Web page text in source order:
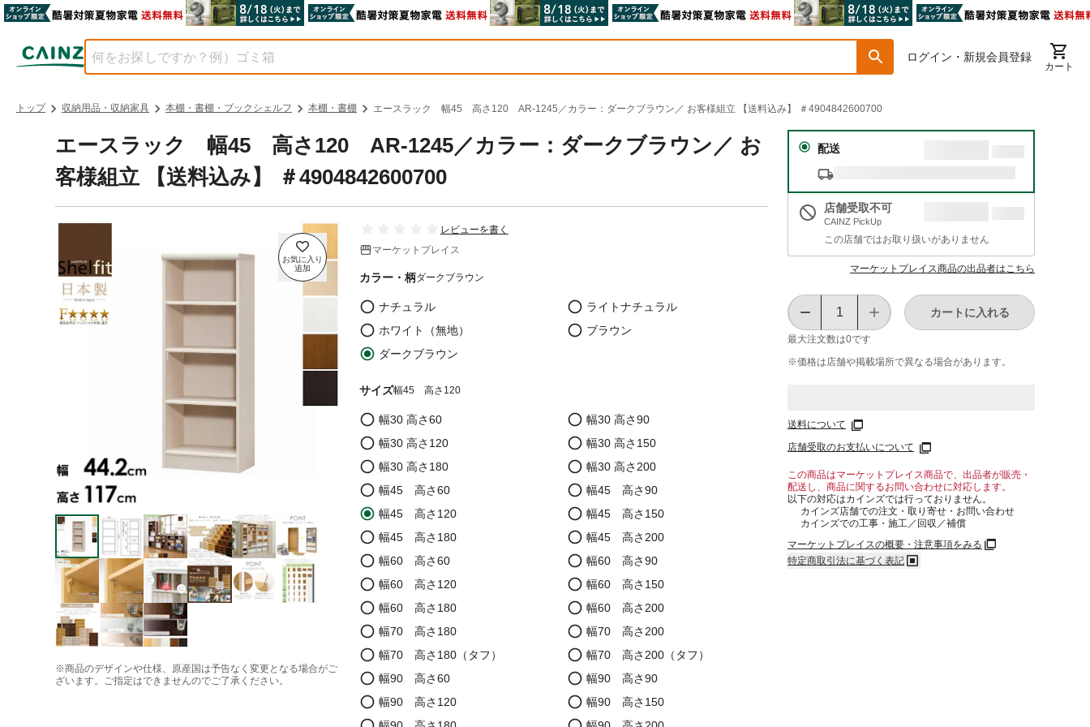
ログイン・新規会員登録
カート
トップ 収納用品・収納家具 本棚・書棚・ブックシェルフ 本棚・書棚 エースラック 幅45 高さ120 AR-1245／カラー：ダークブラウン／ お客様組立 【送料込み】 ＃4904842600700
エースラック 幅45 高さ120 AR-1245／カラー：ダークブラウン／ お
客様組立 【送料込み】 ＃4904842600700
※商品のデザインや仕様、原産国は予告なく変更となる場合がご
ざいます。ご指定はできませんのでご了承ください。
レビューを書く
マーケットプレイス
カラー・柄ダークブラウン
ナチュラル
ライトナチュラル
ホワイト（無地）
ブラウン
ダークブラウン
サイズ幅45 高さ120
幅30 高さ60
幅30 高さ90
幅30 高さ120
幅30 高さ150
幅30 高さ180
幅30 高さ200
幅45 高さ60
幅45 高さ90
幅45 高さ120
幅45 高さ150
幅45 高さ180
幅45 高さ200
幅60 高さ60
幅60 高さ90
幅60 高さ120
幅60 高さ150
幅60 高さ180
幅60 高さ200
幅70 高さ180
幅70 高さ200
幅70 高さ180（タフ）
幅70 高さ200（タフ）
幅90 高さ60
幅90 高さ90
幅90 高さ120
幅90 高さ150
配送
店舗受取不可
CAINZ PickUp
この店舗ではお取り扱いがありません
マーケットプレイス商品の出品者はこちら
最大注文数は0です
カートに入れる
※価格は​店舗や​掲載場所で​異なる​場合が​あります。
送料について
店舗受取のお支払いについて
この商品はマーケットプレイス商品で、出品者が販売・
配送し、商品に関するお問い合わせに対応します。
以下の対応はカインズでは行っておりません。
カインズ店舗での注文・取り寄せ・お問い合わせ
カインズでの工事・施工／回収／補償
マーケットプレイスの概要・注意事項をみる
特定商取引法に基づく表記